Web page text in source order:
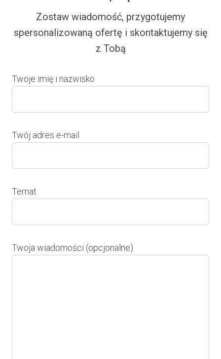
Zostaw wiadomość, przygotujemy
spersonalizowaną ofertę i skontaktujemy się
z Tobą
Twoje imię i nazwisko
Twój adres e-mail
Temat
Twoja wiadomości (opcjonalne)